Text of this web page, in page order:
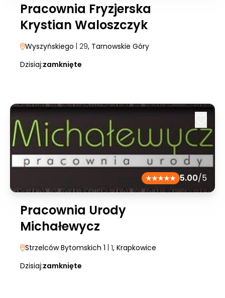
Pracownia Fryzjerska
Krystian Waloszczyk
Wyszyńskiego | 29, Tarnowskie Góry
Dzisiaj:zamknięte
5.00/5
Pracownia Urody
Michałewycz
Strzelców Bytomskich 1 | 1, Krapkowice
Dzisiaj:zamknięte